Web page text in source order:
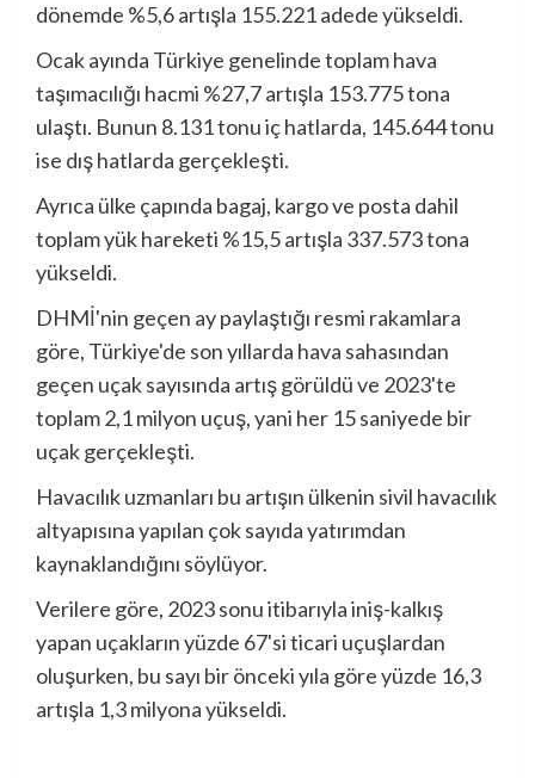
dönemde %5,6 artışla 155.221 adede yükseldi.
Ocak ayında Türkiye genelinde toplam hava
taşımacılığı hacmi %27,7 artışla 153.775 tona
ulaştı. Bunun 8.131 tonu iç hatlarda, 145.644 tonu
ise dış hatlarda gerçekleşti.
Ayrıca ülke çapında bagaj, kargo ve posta dahil
toplam yük hareketi %15,5 artışla 337.573 tona
yükseldi.
DHMİ'nin geçen ay paylaştığı resmi rakamlara
göre, Türkiye'de son yıllarda hava sahasından
geçen uçak sayısında artış görüldü ve 2023'te
toplam 2,1 milyon uçuş, yani her 15 saniyede bir
uçak gerçekleşti.
Havacılık uzmanları bu artışın ülkenin sivil havacılık
altyapısına yapılan çok sayıda yatırımdan
kaynaklandığını söylüyor.
Verilere göre, 2023 sonu itibarıyla iniş-kalkış
yapan uçakların yüzde 67'si ticari uçuşlardan
oluşurken, bu sayı bir önceki yıla göre yüzde 16,3
artışla 1,3 milyona yükseldi.